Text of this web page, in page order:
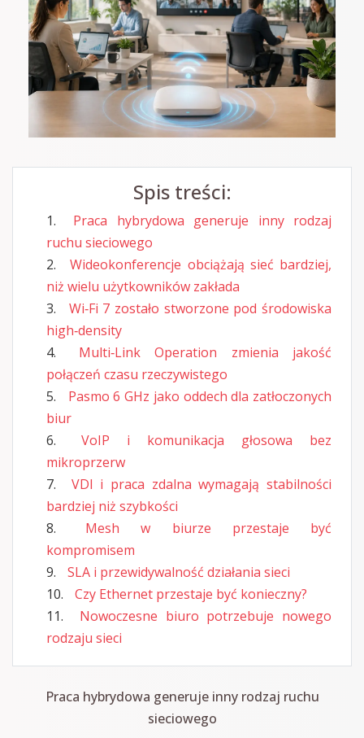
Spis treści:
Praca hybrydowa generuje inny rodzaj
ruchu sieciowego
Wideokonferencje obciążają sieć bardziej,
niż wielu użytkowników zakłada
Wi‑Fi 7 zostało stworzone pod środowiska
high‑density
Multi‑Link Operation zmienia jakość
połączeń czasu rzeczywistego
Pasmo 6 GHz jako oddech dla zatłoczonych
biur
VoIP i komunikacja głosowa bez
mikroprzerw
VDI i praca zdalna wymagają stabilności
bardziej niż szybkości
Mesh w biurze przestaje być
kompromisem
SLA i przewidywalność działania sieci
Czy Ethernet przestaje być konieczny?
Nowoczesne biuro potrzebuje nowego
rodzaju sieci
Praca hybrydowa generuje inny rodzaj ruchu
sieciowego